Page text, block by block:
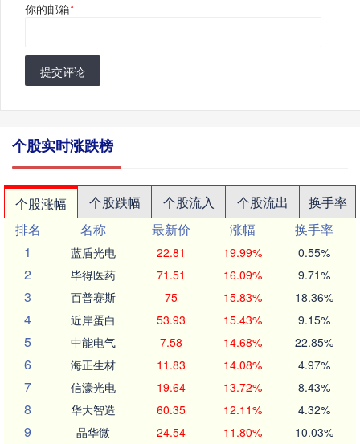
你的邮箱*
提交评论
个股实时涨跌榜
个股涨幅 个股跌幅 个股流入 个股流出
换手率
排名
名称 最新价 涨幅
换手率
1
蓝盾光电 22.81 19.99% 0.55%
2 毕得医药 71.51 16.09% 9.71%
3 百普赛斯 75 15.83% 18.36%
4 近岸蛋白 53.93 15.43% 9.15%
5 中能电气 7.58 14.68% 22.85%
6 海正生材 11.83 14.08% 4.97%
7 信濠光电 19.64 13.72% 8.43%
8 华大智造 60.35 12.11% 4.32%
9 晶华微 24.54 11.80% 10.03%